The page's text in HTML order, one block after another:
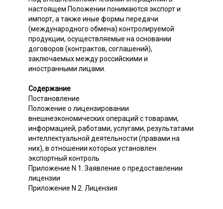
настоящем Положении понимаются экспорт и
импорт, а также иные формы передачи
(международного обмена) контролируемой
продукции, осуществляемые на основании
договоров (контрактов, соглашений),
заключаемых между российскими и
иностранными лицами.
Содержание
Постановление
Положение о лицензировании
внешнеэкономических операций с товарами,
информацией, работами, услугами, результатами
интеллектуальной деятельности (правами на
них), в отношении которых установлен
экспортный контроль
Приложение N 1. Заявление о предоставлении
лицензии
Приложение N 2. Лицензия